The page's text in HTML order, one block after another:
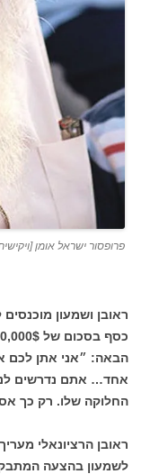
פרופסור ישראל אומן
ראובן ושמעון
הבאה: ״אני אתן לכם
אחד… אתם נדרשים
החלוקה שלו. רק כך
ראובן הרציונאלי
לשמעון בהצעה